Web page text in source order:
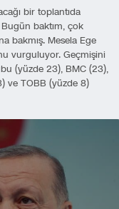
bir toplantıda
Bugün baktım, çok
bakmış. Mesela Ege
vurguluyor. Geçmişini
(yüzde 23), BMC (23),
ve TOBB (yüzde 8)